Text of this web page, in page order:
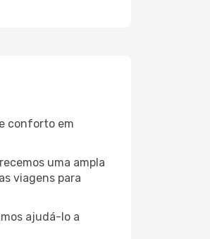
conforto em
uma ampla
viagens para
ajudá-lo a